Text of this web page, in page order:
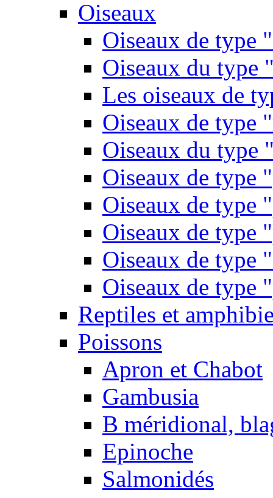
Oiseaux
Oiseaux de type
Oiseaux du type
Les oiseaux de
Oiseaux de type
Oiseaux du type
Oiseaux de type
Oiseaux de type
Oiseaux de type
Oiseaux de type
Oiseaux de type
Reptiles et
Poissons
Apron et Chabot
Gambusia
B méridional,
Epinoche
Salmonidés